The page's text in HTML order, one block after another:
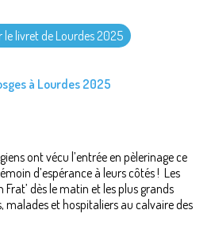
le livret de Lourdes 2025
ont vécu l’entrée en pèlerinage ce
d’espérance à leurs côtés ! Les
dès le matin et les plus grands
malades et hospitaliers au calvaire des